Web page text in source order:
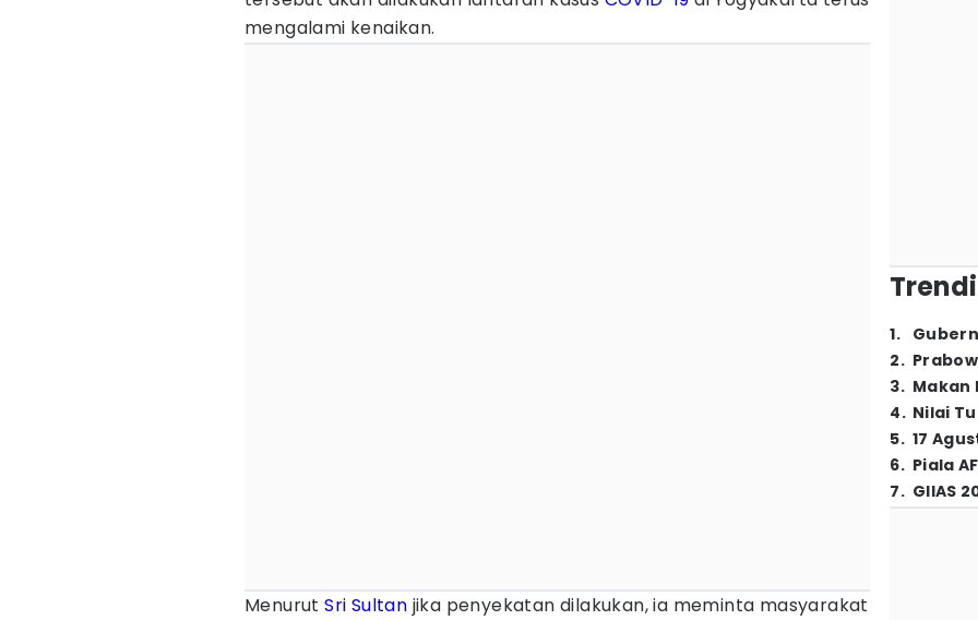
mengalami kenaikan.
MenurutSri Sultan jika penyekatan dilakukan, ia meminta masyarakat
1.
2.
3. Makan
4. Nilai
5. 17
6. Piala
7. GIIAS